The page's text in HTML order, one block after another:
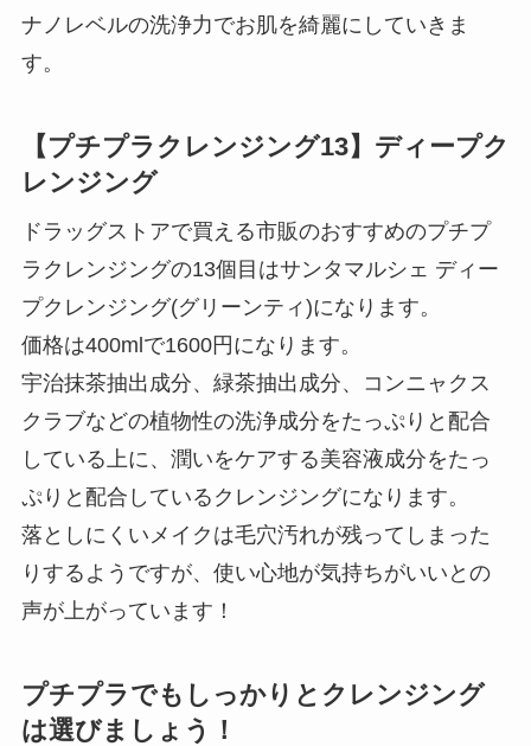
ナノレベルの洗浄力でお肌を綺麗にしていきま
す。
【プチプラクレンジング13】ディープク
レンジング
ドラッグストアで買える市販のおすすめのプチプ
ラクレンジングの13個目はサンタマルシェ ディー
プクレンジング(グリーンティ)になります。
価格は400mlで1600円になります。
宇治抹茶抽出成分、緑茶抽出成分、コンニャクス
クラブなどの植物性の洗浄成分をたっぷりと配合
している上に、潤いをケアする美容液成分をたっ
ぷりと配合しているクレンジングになります。
落としにくいメイクは毛穴汚れが残ってしまった
りするようですが、使い心地が気持ちがいいとの
声が上がっています！
プチプラでもしっかりとクレンジング
は選びましょう！